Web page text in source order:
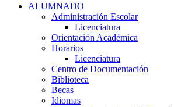
ALUMNADO
Administración Escolar
Licenciatura
Orientación Académica​
Horarios
Licenciatura
Centro de Documentación
Biblioteca
Becas
Idiomas